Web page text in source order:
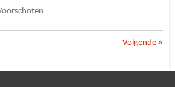
Volgende »